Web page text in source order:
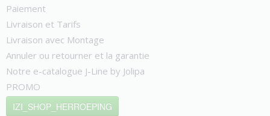
Paiement
Livraison et Tarifs
Livraison avec Montage
Annuler ou retourner et la garantie
Notre e-catalogue J-Line by Jolipa
PROMO
IZI_SHOP_HERROEPING